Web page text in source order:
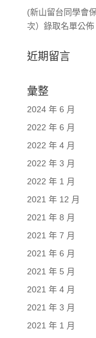
(新山留台同學會
次）錄取名單公佈
近期留言
彙整
2024 年 6 月
2022 年 6 月
2022 年 4 月
2022 年 3 月
2022 年 1 月
2021 年 12 月
2021 年 8 月
2021 年 7 月
2021 年 6 月
2021 年 5 月
2021 年 4 月
2021 年 3 月
2021 年 1 月